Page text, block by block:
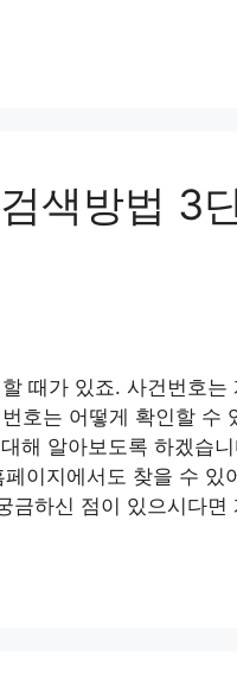
색방법 3
때가 있죠. 사건번호는
호는 어떻게 확인할 수
해 알아보도록 하겠습
이지에서도 찾을 수 있
금하신 점이 있으시다면